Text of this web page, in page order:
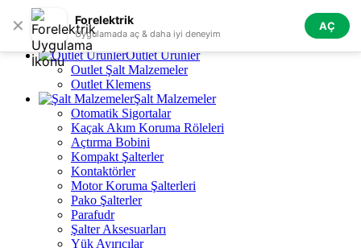
✕ Forelektrik
Uygulamada aç & daha iyi deneyim
AÇ
Skip to navigation Skip to main content
Tüm Kategoriler
Outlet Ürünler
Outlet Şalt Malzemeler
Outlet Klemens
Şalt Malzemeler
Otomatik Sigortalar
Kaçak Akım Koruma Röleleri
Açtırma Bobini
Kompakt Şalterler
Kontaktörler
Motor Koruma Şalterleri
Pako Şalterler
Parafudr
Şalter Aksesuarları
Yük Ayırıcılar